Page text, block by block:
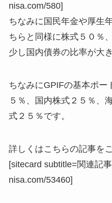
nisa.com/580]
ちなみに国民年金や厚生
ちらと同様に株式５０％
少し国内債券の比率が大
ちなみにGPIFの基本ポー
５％、国内株式２５％、
式２５％です。
詳しくはこちらの記事を
[sitecard subtitle=関連記
nisa.com/53460]